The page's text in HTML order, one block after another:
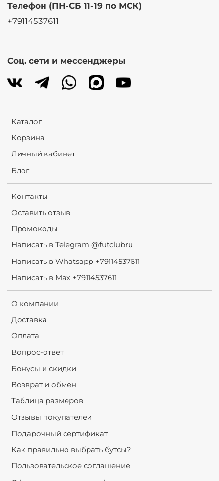
Каталог
Корзина
Личный кабинет
Блог
Контакты
Оставить отзыв
Промокоды
Написать в Telegram @futclubru
Написать в Whatsapp +79114537611
Написать в Max +79114537611
О компании
Доставка
Оплата
Вопрос-ответ
Бонусы и скидки
Возврат и обмен
Таблица размеров
Отзывы покупателей
Подарочный сертификат
Как правильно выбрать бутсы?
Пользовательское соглашение
Телефон (ПН-СБ 11-19 по МСК)
+79114537611
Соц. сети и мессенджеры